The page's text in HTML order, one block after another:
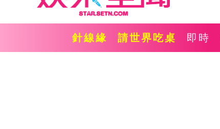
針線緣 請世界吃桌 即時